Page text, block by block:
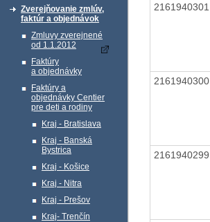
Zverejňovanie zmlúv,
faktúr a objednávok
Zmluvy zverejnené
od 1.1.2012
Faktúry
a objednávky
Faktúry a
objednávky Centier
pre deti a rodiny
Kraj - Bratislava
Kraj - Banská
Bystrica
Kraj - Košice
Kraj - Nitra
Kraj - Prešov
Kraj- Trenčín
2161940301
2161940300
2161940299